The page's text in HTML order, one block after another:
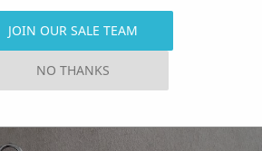
JOIN OUR SALE TEAM
NO THANKS